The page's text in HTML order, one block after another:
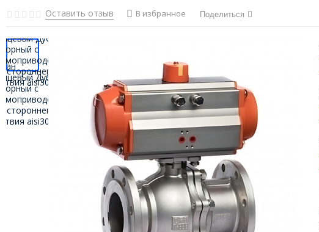
Оставить отзыв В избранное Поделиться